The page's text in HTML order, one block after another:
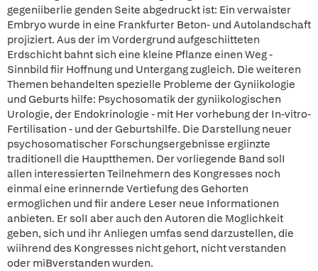
gegeniiberlie genden Seite abgedruckt ist: Ein verwaister
Embryo wurde in eine Frankfurter Beton- und Autolandschaft
projiziert. Aus der im Vordergrund aufgeschiitteten
Erdschicht bahnt sich eine kleine Pflanze einen Weg -
Sinnbild fiir Hoffnung und Untergang zugleich. Die weiteren
Themen behandelten spezielle Probleme der Gyniikologie
und Geburts hilfe: Psychosomatik der gyniikologischen
Urologie, der Endokrinologie - mit Her vorhebung der In-vitro-
Fertilisation - und der Geburtshilfe. Die Darstellung neuer
psychosomatischer Forschungsergebnisse ergiinzte
traditionell die Hauptthemen. Der vorliegende Band solI
allen interessierten Teilnehmern des Kongresses noch
einmal eine erinnernde Vertiefung des Gehorten
ermoglichen und fiir andere Leser neue Informationen
anbieten. Er solI aber auch den Autoren die Moglichkeit
geben, sich und ihr Anliegen umfas send darzustellen, die
wiihrend des Kongresses nicht gehort, nicht verstanden
oder miBverstanden wurden.